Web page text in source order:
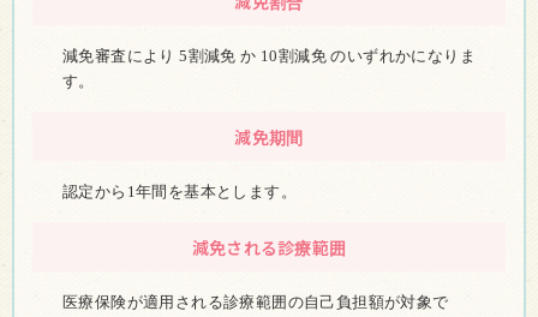
減免審査により 5割減免 か 10割減免 のいずれかになりま
す。
減免期間
認定から1年間を基本とします。
減免される診療範囲
医療保険が適用される診療範囲の自己負担額が対象で